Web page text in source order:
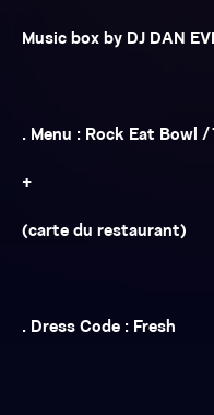
Music box by DJ DAN
. Menu : Rock Eat Bowl
+
(carte du restaurant)
. Dress Code : Fresh